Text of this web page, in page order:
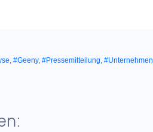
, #Geeny, #Pressemitteilung, #Unternehmen